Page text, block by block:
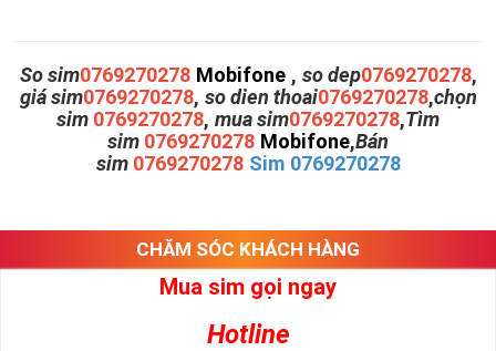
So sim0769270278 Mobifone , so dep0769270278,
giá sim0769270278, so dien thoai0769270278,chọn
sim 0769270278, mua sim0769270278,Tìm
sim 0769270278 Mobifone,Bán
sim 0769270278 Sim 0769270278
CHĂM SÓC KHÁCH HÀNG
Mua sim gọi ngay
Hotline